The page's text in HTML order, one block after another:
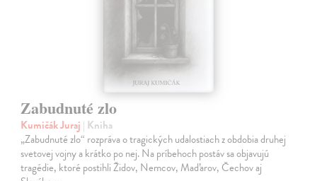
Zabudnuté zlo
Kumičák Juraj | Kniha
„Zabudnuté zlo“ rozpráva o tragických udalostiach z obdobia druhej
svetovej vojny a krátko po nej. Na príbehoch postáv sa objavujú
tragédie, ktoré postihli Židov, Nemcov, Maďarov, Čechov aj